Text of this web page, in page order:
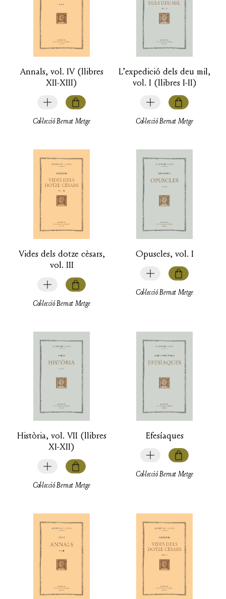
Annals, vol. IV (llibres
XII-XIII)
Col·lecció Bernat Metge
L’expedició dels deu mil,
vol. I (llibres I-II)
Col·lecció Bernat Metge
Vides dels dotze cèsars,
vol. III
Col·lecció Bernat Metge
Opuscles, vol. I
Col·lecció Bernat Metge
Història, vol. VII (llibres
XI-XII)
Col·lecció Bernat Metge
Efesíaques
Col·lecció Bernat Metge